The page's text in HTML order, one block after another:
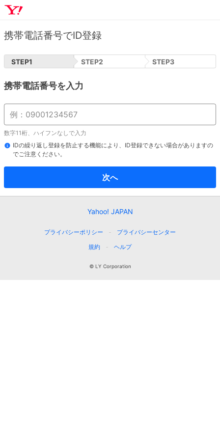
携帯電話番号でID登録
STEP1 STEP2 STEP3
携帯電話番号を入力
数字11桁、ハイフンなしで入力
IDの繰り返し登録を防止する機能により、ID登録できない場合がありますの
でご注意ください。
次へ
Yahoo! JAPAN
プライバシーポリシー
プライバシーセンター
規約
ヘルプ
© LY Corporation